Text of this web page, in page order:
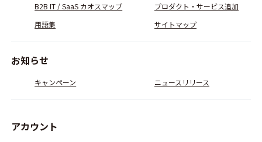
B2B IT / SaaS カオスマップ
プロダクト・サービス追加
用語集
サイトマップ
お知らせ
キャンペーン ニュースリリース
アカウント